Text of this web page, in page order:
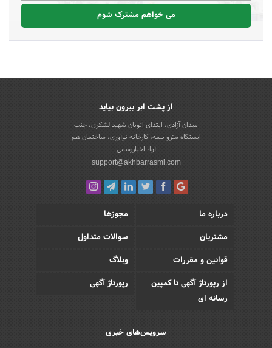
می خواهم مشترک شوم
از پشت ابر بیرون بیاید
میدان آزادی، ابتدای اتوبان شهید لشکری، جنب
ایستگاه مترو بیمه، کارخانه نوآوری، ساختمان هم
آوا، اخباررسمی
support@akhbarrasmi.com
درباره ما
مجوزها
مشتریان
سوالات متداول
قوانین و مقررات
وبلاگ
از رپورتاژ آگهی تا کمپین
رسانه ای
رپورتاژ آگهی
سرویس‌های خبری